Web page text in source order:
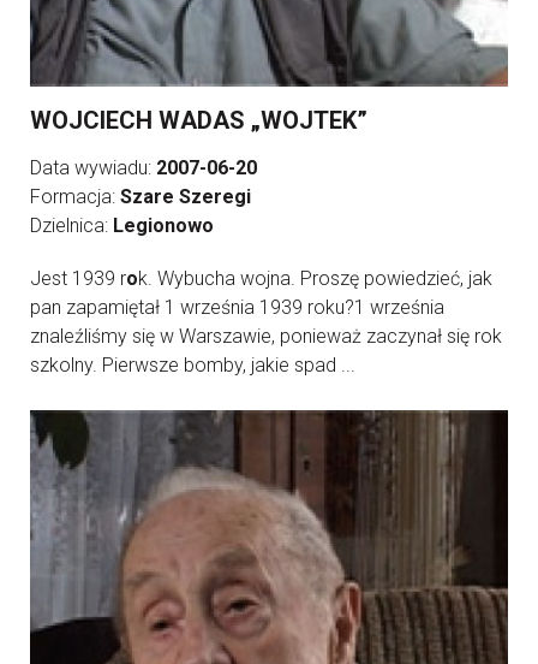
WOJCIECH WADAS „WOJTEK”
Data wywiadu: 2007-06-20
Formacja: Szare Szeregi
Dzielnica: Legionowo
Jest 1939 rok. Wybucha wojna. Proszę powiedzieć, jak
pan zapamiętał 1 września 1939 roku?1 września
znaleźliśmy się w Warszawie, ponieważ zaczynał się rok
szkolny. Pierwsze bomby, jakie spad ...